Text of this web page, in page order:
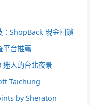
：ShopBack 現金回饋
平台推薦
迷人的台北夜景
Taichung
by Sheraton